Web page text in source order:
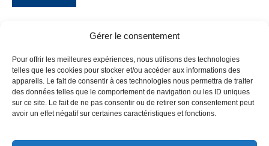
Gérer le consentement
Pour offrir les meilleures expériences, nous utilisons des technologies
telles que les cookies pour stocker et/ou accéder aux informations des
appareils. Le fait de consentir à ces technologies nous permettra de traiter
des données telles que le comportement de navigation ou les ID uniques
sur ce site. Le fait de ne pas consentir ou de retirer son consentement peut
avoir un effet négatif sur certaines caractéristiques et fonctions.
bloc F
Le Collège de
Maisonneuve
a inauguré